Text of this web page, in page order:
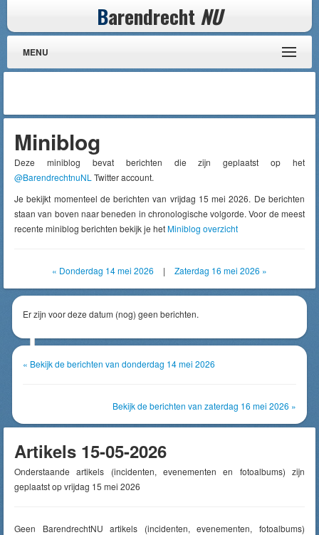
Barendrecht NU
MENU
Miniblog
Deze miniblog bevat berichten die zijn geplaatst op het
@BarendrechtnuNL Twitter account.
Je bekijkt momenteel de berichten van vrijdag 15 mei 2026. De berichten
staan van boven naar beneden in chronologische volgorde. Voor de meest
recente miniblog berichten bekijk je hetMiniblog overzicht
« Donderdag 14 mei 2026 | Zaterdag 16 mei 2026 »
Er zijn voor deze datum (nog) geen berichten.
« Bekijk de berichten van donderdag 14 mei 2026
Bekijk de berichten van zaterdag 16 mei 2026 »
Artikels 15-05-2026
Onderstaande artikels (incidenten, evenementen en fotoalbums) zijn
geplaatst op vrijdag 15 mei 2026
Geen BarendrechtNU artikels (incidenten, evenementen, fotoalbums)